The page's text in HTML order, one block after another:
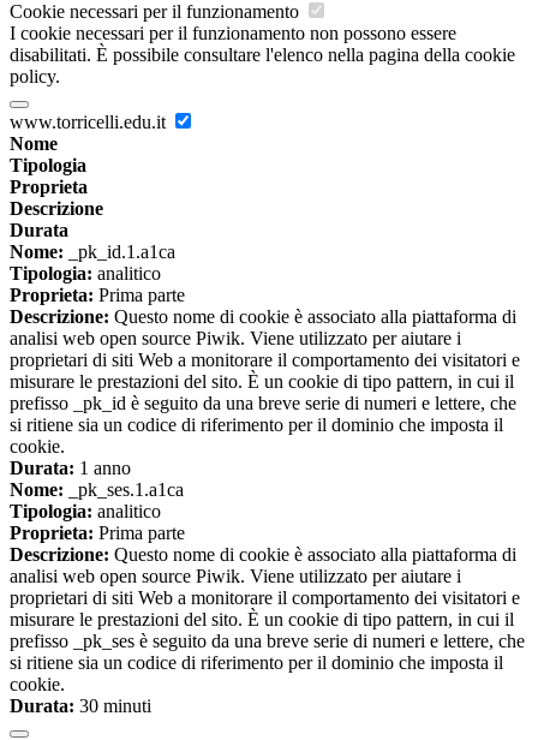
Cookie necessari per il funzionamento
I cookie necessari per il funzionamento non possono essere
disabilitati. È possibile consultare l'elenco nella pagina della cookie
policy.
www.torricelli.edu.it
Nome
Tipologia
Proprieta
Descrizione
Durata
Nome: _pk_id.1.a1ca
Tipologia: analitico
Proprieta: Prima parte
Descrizione: Questo nome di cookie è associato alla piattaforma di
analisi web open source Piwik. Viene utilizzato per aiutare i
proprietari di siti Web a monitorare il comportamento dei visitatori e
misurare le prestazioni del sito. È un cookie di tipo pattern, in cui il
prefisso _pk_id è seguito da una breve serie di numeri e lettere, che
si ritiene sia un codice di riferimento per il dominio che imposta il
cookie.
Durata: 1 anno
Nome: _pk_ses.1.a1ca
Tipologia: analitico
Proprieta: Prima parte
Descrizione: Questo nome di cookie è associato alla piattaforma di
analisi web open source Piwik. Viene utilizzato per aiutare i
proprietari di siti Web a monitorare il comportamento dei visitatori e
misurare le prestazioni del sito. È un cookie di tipo pattern, in cui il
prefisso _pk_ses è seguito da una breve serie di numeri e lettere, che
si ritiene sia un codice di riferimento per il dominio che imposta il
cookie.
Durata: 30 minuti